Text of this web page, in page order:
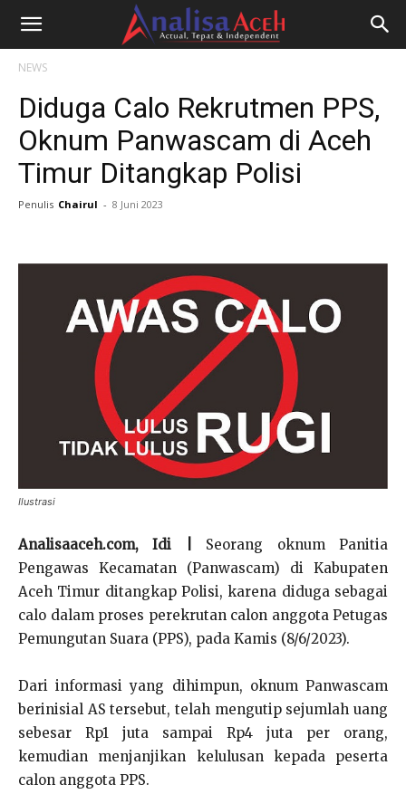
NEWS
Diduga Calo Rekrutmen PPS,
Oknum Panwascam di Aceh
Timur Ditangkap Polisi
Penulis Chairul - 8 Juni 2023
Ilustrasi
Analisaaceh.com, Idi |
Seorang oknum Panitia
Pengawas Kecamatan (Panwascam) di Kabupaten
Aceh Timur ditangkap Polisi, karena diduga sebagai
calo dalam proses perekrutan calon anggota Petugas
Pemungutan Suara (PPS), pada Kamis (8/6/2023).
Dari informasi yang dihimpun, oknum Panwascam
berinisial AS tersebut, telah mengutip sejumlah uang
sebesar Rp1 juta sampai Rp4 juta per orang,
kemudian menjanjikan kelulusan kepada peserta
calon anggota PPS.